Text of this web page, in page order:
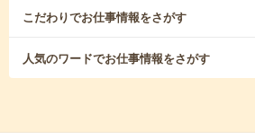
こだわりでお仕事情報をさがす
人気のワードでお仕事情報をさがす